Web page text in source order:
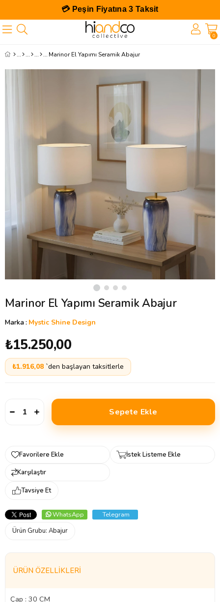
💳 Peşin Fiyatına 3 Taksit
0
Marinor El Yapımı Seramik Abajur
Marinor El Yapımı Seramik Abajur
Marka: Mystic Shine Design
₺15.250,00
₺1.916,08 `den başlayan taksitlerle
Favorilere Ekle
İstek Listeme Ekle
Karşılaştır
Tavsiye Et
WhatsApp
Telegram
Ürün Grubu: Abajur
ÜRÜN ÖZELLIKLERI
Çap : 30 CM